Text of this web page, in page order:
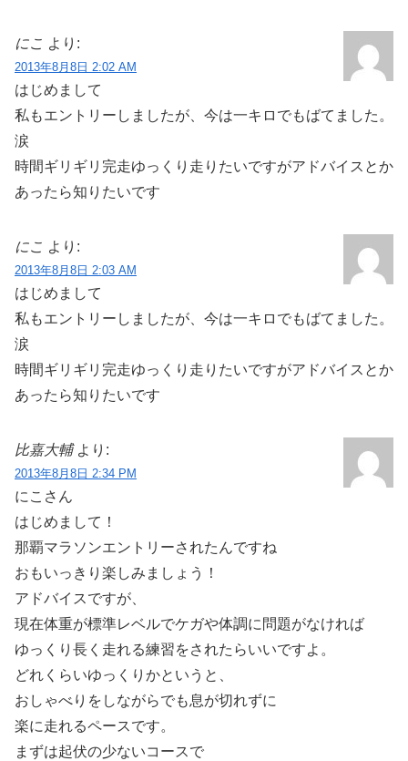
にこ より:
2013年8月8日 2:02 AM
はじめまして
私もエントリーしましたが、今は一キロでもばてました。
涙
時間ギリギリ完走ゆっくり走りたいですがアドバイスとか
あったら知りたいです
にこ より:
2013年8月8日 2:03 AM
はじめまして
私もエントリーしましたが、今は一キロでもばてました。
涙
時間ギリギリ完走ゆっくり走りたいですがアドバイスとか
あったら知りたいです
比嘉大輔 より:
2013年8月8日 2:34 PM
にこさん
はじめまして！
那覇マラソンエントリーされたんですね
おもいっきり楽しみましょう！
アドバイスですが、
現在体重が標準レベルでケガや体調に問題がなければ
ゆっくり長く走れる練習をされたらいいですよ。
どれくらいゆっくりかというと、
おしゃべりをしながらでも息が切れずに
楽に走れるペースです。
まずは起伏の少ないコースで